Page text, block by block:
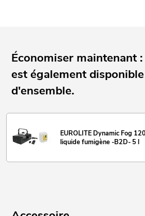
Économiser maintenant
est également
d'ensemble.
EUROLITE Dynamic Fog
liquide fumigène -B2D- 5 l